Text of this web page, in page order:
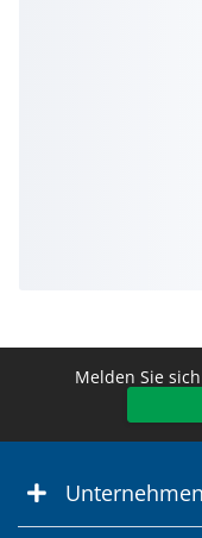
Melden Sie
Unternehmen